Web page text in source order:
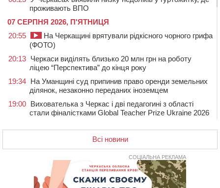
проживають ВПО
07 СЕРПНЯ 2026, П'ЯТНИЦЯ
20:55
На Черкащині врятували рідкісного чорного грифа
(ФОТО)
20:13 Черкаси виділять близько 20 млн грн на роботу
ліцею “Перспектива” до кінця року
19:34 На Уманщині суд припинив право оренди земельних
ділянок, незаконно переданих іноземцем
19:00 Вихователька з Черкас і дві педагогині з області
стали фіналістками Global Teacher Prize Ukraine 2026
закрили сезон літнього табору для людей поважного
“Це страшна несправедливість”: мати хворого на
СМА 13-річного хлопця із Драбівщини просить
ОВА виділити кошти на дороговартісні ліки
Всі новини
СОЦІАЛЬНА РЕКЛАМА